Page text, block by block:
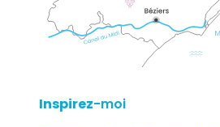
Inspirez-moi